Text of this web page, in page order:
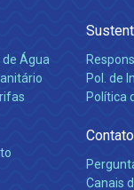
Água
Pol. de
Política
Contato
Canais